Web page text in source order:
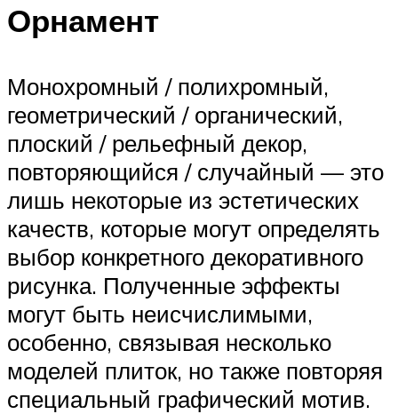
Орнамент
Монохромный / полихромный,
геометрический / органический,
плоский / рельефный декор,
повторяющийся / случайный — это
лишь некоторые из эстетических
качеств, которые могут определять
выбор конкретного декоративного
рисунка. Полученные эффекты
могут быть неисчислимыми,
особенно, связывая несколько
моделей плиток, но также повторяя
специальный графический мотив.